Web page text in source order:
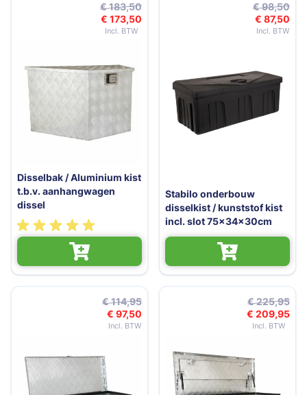
€ 183,50
Speciale prijs
€ 173,50
Disselbak / Aluminium kist
t.b.v. aanhangwagen
dissel
€ 98,50
€ 87,50
Stabilo onderbouw
disselkist / kunststof kist
incl. slot 75x34x30cm
€ 114,95
Speciale prijs
€ 97,50
€ 225,95
€ 209,95